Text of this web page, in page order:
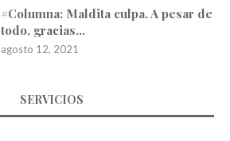
#Columna: Maldita culpa. A pesar de
todo, gracias…
agosto 12, 2021
SERVICIOS